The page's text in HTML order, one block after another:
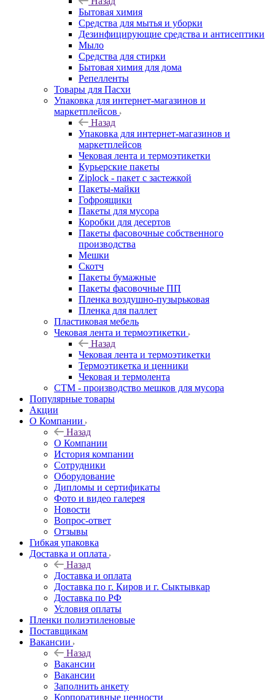
Бытовая химия
Средства для мытья и уборки
Дезинфицирующие средства и антисептики
Мыло
Средства для стирки
Бытовая химия для дома
Репелленты
Товары для Пасхи
Упаковка для интернет-магазинов и
маркетплейсов
Назад
Упаковка для интернет-магазинов и
маркетплейсов
Чековая лента и термоэтикетки
Курьерские пакеты
Ziplock - пакет с застежкой
Пакеты-майки
Гофроящики
Пакеты для мусора
Коробки для десертов
Пакеты фасовочные собственного
производства
Мешки
Скотч
Пакеты бумажные
Пакеты фасовочные ПП
Пленка воздушно-пузырьковая
Пленка для паллет
Пластиковая мебель
Чековая лента и термоэтикетки
Назад
Чековая лента и термоэтикетки
Термоэтикетка и ценники
Чековая и термолента
СТМ - производство мешков для мусора
Популярные товары
Акции
О Компании
Назад
О Компании
История компании
Сотрудники
Оборудование
Дипломы и сертификаты
Фото и видео галерея
Новости
Вопрос-ответ
Отзывы
Гибкая упаковка
Доставка и оплата
Назад
Доставка и оплата
Доставка по г. Киров и г. Сыктывкар
Доставка по РФ
Условия оплаты
Пленки полиэтиленовые
Поставщикам
Вакансии
Назад
Вакансии
Вакансии
Заполнить анкету
Корпоративные ценности